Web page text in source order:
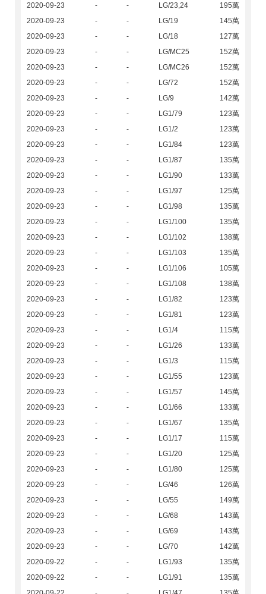
2020-09-23
- - LG/23,24
195萬
2020-09-23
- - LG/19
145萬
2020-09-23
- - LG/18
127萬
2020-09-23
- - LG/MC25
152萬
2020-09-23
- - LG/MC26
152萬
2020-09-23
- - LG/72
152萬
2020-09-23
- - LG/9
142萬
2020-09-23
- - LG1/79
123萬
2020-09-23
- - LG1/2
123萬
2020-09-23
- - LG1/84
123萬
2020-09-23
- - LG1/87
135萬
2020-09-23
- - LG1/90
133萬
2020-09-23
- - LG1/97
125萬
2020-09-23
- - LG1/98
135萬
2020-09-23
- - LG1/100
135萬
2020-09-23
- - LG1/102
138萬
2020-09-23
- - LG1/103
135萬
2020-09-23
- - LG1/106
105萬
2020-09-23
- - LG1/108
138萬
2020-09-23
- - LG1/82
123萬
2020-09-23
- - LG1/81
123萬
2020-09-23
- - LG1/4
115萬
2020-09-23
- - LG1/26
133萬
2020-09-23
- - LG1/3
115萬
2020-09-23
- - LG1/55
123萬
2020-09-23
- - LG1/57
145萬
2020-09-23
- - LG1/66
133萬
2020-09-23
- - LG1/67
135萬
2020-09-23
- - LG1/17
115萬
2020-09-23
- - LG1/20
125萬
2020-09-23
- - LG1/80
125萬
2020-09-23
- - LG/46
126萬
2020-09-23
- - LG/55
149萬
2020-09-23
- - LG/68
143萬
2020-09-23
- - LG/69
143萬
2020-09-23
- - LG/70
142萬
2020-09-22
- - LG1/93
135萬
2020-09-22
- - LG1/91
135萬